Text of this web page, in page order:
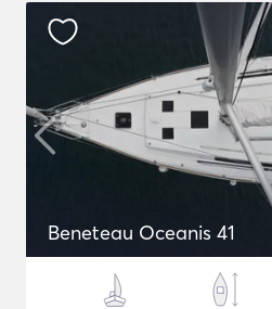
Beneteau Oceanis 41